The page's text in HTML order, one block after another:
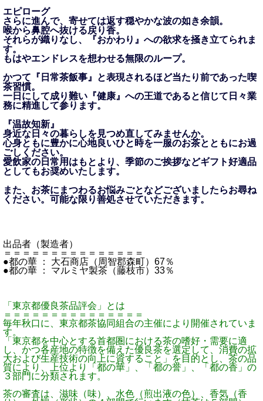
エピローグ
さらに進んで、寄せては返す穏やかな波の如き余韻。
喉から鼻腔へ抜ける戻り香。
それらが織りなし、『おかわり』への欲求を掻き立てられま
す。
もはやエンドレスを想わせる無限のループ。
かつて『日常茶飯事』と表現されるほど当たり前であった喫
茶習慣。
一日にして成り難い『健康』への王道であると信じて日々業
務に精進して参ります。
『温故知新』
身近な日々の暮らしを見つめ直してみませんか。
心身ともに豊かに心地良いひと時を一服のお茶とともにお過
ごしください。
愛飲家の日常用はもとより、季節のご挨拶などギフト好適品
としてもお奨めいたします。
また、お茶にまつわるお悩みごとなどございましたらお尋ね
ください。可能な限り善処させていただきます。
出品者（製造者）
＝＝＝＝＝＝＝＝＝＝＝＝＝＝＝
●都の華 ： 大石商店（周智郡森町）67％
●都の華 ： マルミヤ製茶（藤枝市）33％
「東京都優良茶品評会」とは
＝＝＝＝＝＝＝＝＝＝＝＝＝＝＝
毎年秋口に、東京都茶協同組合の主催により開催されていま
す。
「東京都を中心とする首都圏における茶の嗜好・需要に適
し、かつ各産地の特徴を備えた優良茶を選定して、消費の拡
大および生産技術の向上に資すること」を目的とし、茶の品
質により、上位より「都の華」、「都の誉」、「都の香」の
３部門に分類されます。
茶の審査は、滋味（味）、水色（煎出液の色）、香気（香